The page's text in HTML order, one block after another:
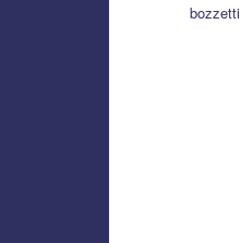
bozzetti